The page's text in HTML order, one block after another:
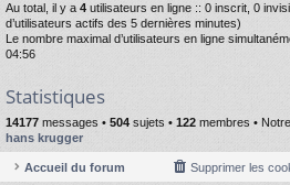
Au total, il y a 4 utilisateurs en ligne :: 0 inscrit, 0
d’utilisateurs actifs des 5 dernières minutes)
Le nombre maximal d’utilisateurs en ligne
04:56
Statistiques
14177 messages • 504 sujets • 122 membres •
hans krugger
Accueil du forum Supprimer les